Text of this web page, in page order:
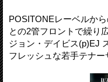
POSITONEレーベルか
との2管フロントで繰り
ジョン・デイビス(p)EJ
フレッシュな若手テナー